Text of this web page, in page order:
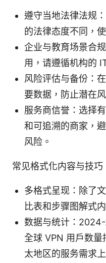
遵守当地法律法规
的法律态度不同，
企业与教育场景合
用，请遵循机构的
风险评估与备份：
要数据，防止潜在
服务商信誉：选择
和可追溯的商家，
风险。
常见格式化内容与技巧
多格式呈现：除了
比表和步骤图解式
数据与统计：
全球 VPN 用户数量
太地区的服务需求